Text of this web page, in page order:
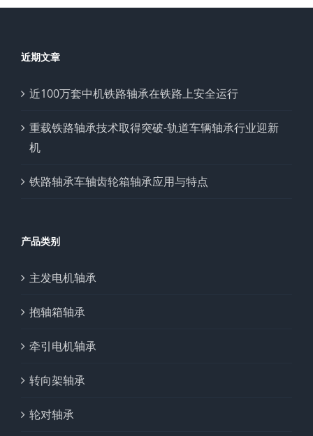
近期文章
近100万套中机铁路轴承在铁路上安全运行
重载铁路轴承技术取得突破-轨道车辆轴承行业迎新
机
铁路轴承车轴齿轮箱轴承应用与特点
产品类别
主发电机轴承
抱轴箱轴承
牵引电机轴承
转向架轴承
轮对轴承